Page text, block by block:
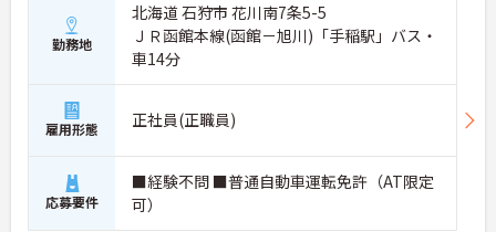
勤務地
北海道 石狩市 花川南7条5-5
ＪＲ函館本線(函館－旭川)「手稲駅」バス・
車14分
雇用形態 正社員(正職員)
応募要件
■経験不問 ■普通自動車運転免許（AT限定
可）